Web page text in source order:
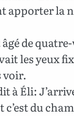
apporter la
de
les yeux
voir.
à Éli:
c’est du